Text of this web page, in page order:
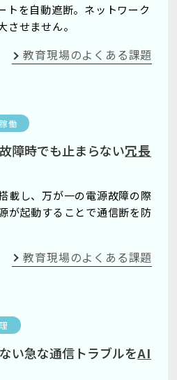
トを自動遮断。ネットワーク
させません。
教育現場のよくある課題
働
障時でも止まらない冗長
載し、万が一の電源故障の際
が起動することで通信断を防
教育現場のよくある課題
い急な通信トラブルをAI